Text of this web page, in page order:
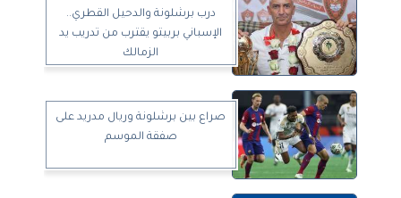
درب برشلونة والدحيل القطري..
الإسباني بربيتو يقترب من تدريب يد
الزمالك
صراع بين برشلونة وريال مدريد على
صفقة الموسم